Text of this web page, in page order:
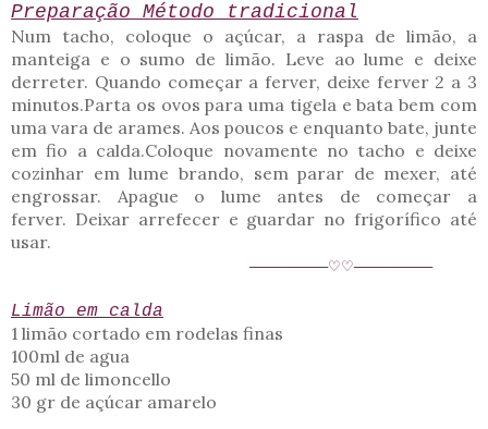
Preparação Método tradicional
Num tacho, coloque o açúcar, a raspa de limão, a
manteiga e o sumo de limão. Leve ao lume e deixe
derreter. Quando começar a ferver, deixe ferver 2 a 3
minutos.Parta os ovos para uma tigela e bata bem com
uma vara de arames. Aos poucos e enquanto bate, junte
em fio a calda.Coloque novamente no tacho e deixe
cozinhar em lume brando, sem parar de mexer, até
engrossar. Apague o lume antes de começar a
ferver. Deixar arrefecer e guardar no frigorífico até
usar.
────────♡♡────────
Limão em calda
1 limão cortado em rodelas finas
100ml de agua
50 ml de limoncello
30 gr de açúcar amarelo